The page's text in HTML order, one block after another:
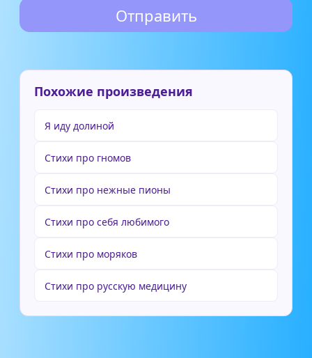
Похожие произведения
Я иду долиной
Стихи про гномов
Стихи про нежные пионы
Стихи про себя любимого
Стихи про моряков
Стихи про русскую медицину